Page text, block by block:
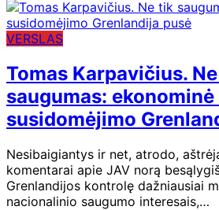
VERSLAS
Tomas Karpavičius.
saugumas: ekonominė
susidomėjimo
Nesibaigiantys ir net, atrodo,
komentarai apie JAV norą
Grenlandijos kontrolę dažniausiai
nacionalinio saugumo interesais,…